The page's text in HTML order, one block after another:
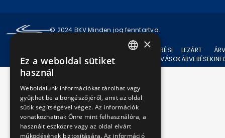
© 2024 BKV Minden jog fenntartva.
AKTUÁLIS
ÁRVERÉSEK
ÁRVERÉSI
FELHÍVÁSOK
LEZÁRT
ÁRVERÉSEK
×
Ez a weboldal sütiket
használ
Weboldalunk információkat tárolhat vagy
gyűjthet be a böngészőjéről, amit az oldal
sütik segítségével végez. Az információk
vonatkozhatnak Önre mint felhasználóra, a
használt eszközre vagy az oldal elvárt
működésének biztosítására. Az információ